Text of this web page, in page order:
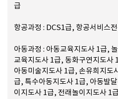
급
항공과정 : DCS1급, 항공서비스
아동과정 : 아동교육지도사 1급,
교육지도사 1급, 동화구연지도사
아동미술지도사 1급, 손유희지도
급, 특수아동지도사 1급, 아동발
이지도사 1급, 전래놀이지도사 1